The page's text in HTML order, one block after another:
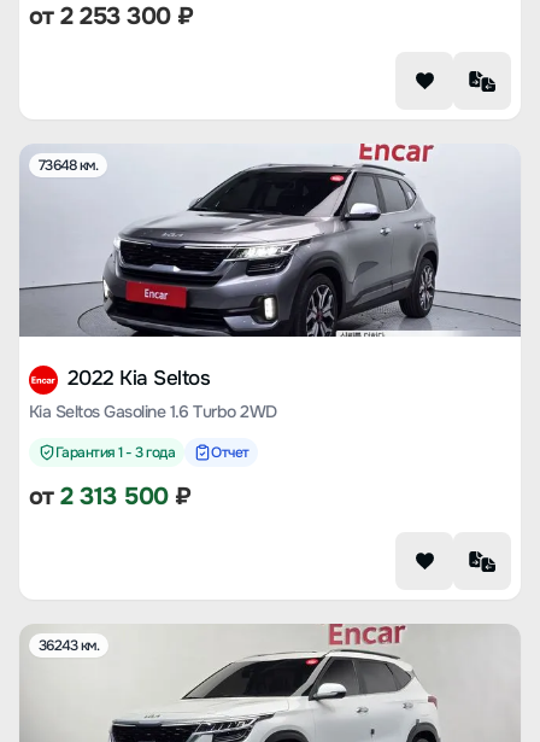
от2 253 300₽
73648 км.
2022 Kia Seltos
Kia Seltos Gasoline 1.6 Turbo 2WD
Гарантия 1 - 3 года Отчет
от2 313 500₽
36243 км.